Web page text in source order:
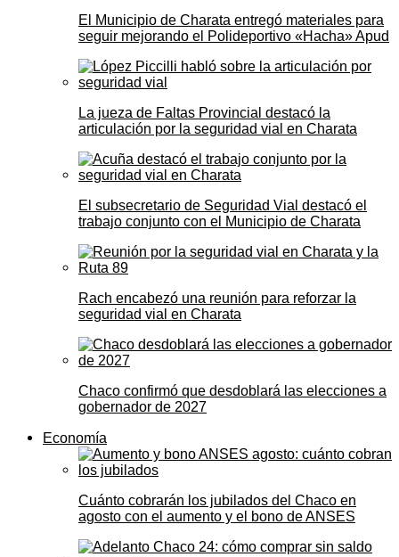
El Municipio de Charata entregó materiales para
seguir mejorando el Polideportivo «Hacha» Apud
La jueza de Faltas Provincial destacó la
articulación por la seguridad vial en Charata
El subsecretario de Seguridad Vial destacó el
trabajo conjunto con el Municipio de Charata
Rach encabezó una reunión para reforzar la
seguridad vial en Charata
Chaco confirmó que desdoblará las elecciones a
gobernador de 2027
Economía
Cuánto cobrarán los jubilados del Chaco en
agosto con el aumento y el bono de ANSES